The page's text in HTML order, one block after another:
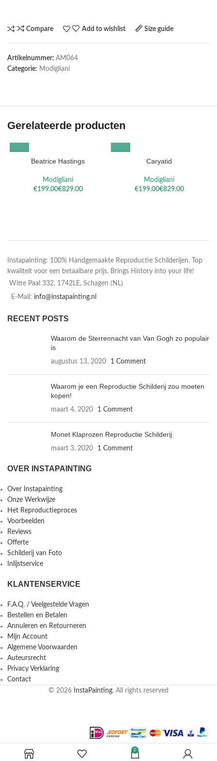
Compare Add to wishlist Size guide
Artikelnummer: AM064
Categorie: Modigliani
Gerelateerde producten
Beatrice Hastings
Modigliani
€
€
Caryatid
Modigliani
€
€
Instapainting: 100% Handgemaakte Reproductie Schilderijen. Top
kwaliteit voor een betaalbare prijs. Brings History into your life!
Witte Paal 332, 1742LE, Schagen (NL)
E-Mail: info@instapainting.nl
RECENT POSTS
Waarom de Sterrennacht van Van Gogh zo populair
is
augustus 13, 2020 1 Comment
Waarom je een Reproductie Schilderij zou moeten
kopen!
maart 4, 2020 1 Comment
Monet Klaprozen Reproductie Schilderij
maart 3, 2020 1 Comment
OVER INSTAPAINTING
Over Instapainting
Onze Werkwijze
Het Reproductieproces
Voorbeelden
Reviews
Offerte
Schilderij van Foto
Inlijstservice
KLANTENSERVICE
F.A.Q. / Veelgestelde Vragen
Bestellen en Betalen
Annuleren en Retourneren
Mijn Account
Algemene Voorwaarden
Auteursrecht
Privacy Verklaring
Contact
© 2026
InstaPainting. All rights reserved
0